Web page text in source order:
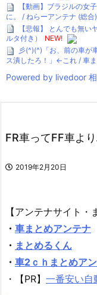
【動画】ブラジルの女
に。 / ねらーアンテナ (総合)
【悲報】 とんでも無
ルタ付き）
NEW!
彡(^)(^)「お、前の車が
ス潰したろ！」←これ / 車
Powered by livedoor 相
FR車ってFF車よ
2019年2月20日
【アンテナサイト・
・ 車まとめアンテナ
・ まとめるくん
・ 車2ｃｈまとめア
・【PR】 一番安い自